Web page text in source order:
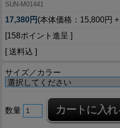
SUN-M01441
17,380円 (本体価格：15,800円
[158ポイント進呈 ]
[ 送料込 ]
サイズ／カラー
数量